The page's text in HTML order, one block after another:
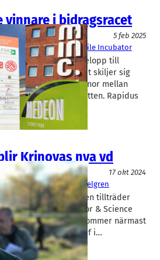
vinnare i bidragsracet
5 feb 2025
, Medeon, Minc, Smile Incubator
delar ut mångmiljonbelopp till
inkubatorer. Men stödet skiljer sig
åt, nära 27 miljoner kronor mellan
i toppen och botten. Rapidus
Krinovas nya vd
Functional Food
17 okt 2024
Jonas Haak, Ulrika Hasselgren
Ulrika Hasselgren tillträder
för Krinova Incubator & Science
av januari. Hon kommer närmast
som hållbarhetschef i…